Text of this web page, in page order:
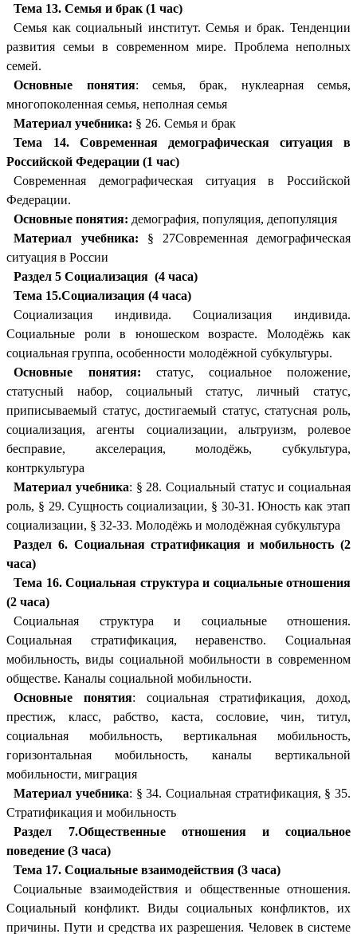
Тема 13. Семья и брак (1 час)
Семья как социальный институт. Семья и брак. Тенденции
развития семьи в современном мире. Проблема неполных
семей.
Основные понятия: семья, брак, нуклеарная семья,
многопоколенная семья, неполная семья
Материал учебника: § 26. Семья и брак
Тема 14. Современная демографическая ситуация в
Российской Федерации (1 час)
Современная демографическая ситуация в Российской
Федерации.
Основные понятия: демография, популяция, депопуляция
Материал учебника: § 27Современная демографическая
ситуация в России
Раздел 5 Социализация (4 часа)
Тема 15.Социализация (4 часа)
Социализация индивида. Социализация индивида.
Социальные роли в юношеском возрасте. Молодёжь как
социальная группа, особенности молодёжной субкультуры.
Основные понятия: статус, социальное положение,
статусный набор, социальный статус, личный статус,
приписываемый статус, достигаемый статус, статусная роль,
социализация, агенты социализации, альтруизм, ролевое
бесправие, акселерация, молодёжь, субкультура,
контркультура
Материал учебника: § 28. Социальный статус и социальная
роль, § 29. Сущность социализации, § 30-31. Юность как этап
социализации, § 32-33. Молодёжь и молодёжная субкультура
Раздел 6. Социальная стратификация и мобильность (2
часа)
Тема 16. Социальная структура и социальные отношения
(2 часа)
Социальная структура и социальные отношения.
Социальная стратификация, неравенство. Социальная
мобильность, виды социальной мобильности в современном
обществе. Каналы социальной мобильности.
Основные понятия: социальная стратификация, доход,
престиж, класс, рабство, каста, сословие, чин, титул,
социальная мобильность, вертикальная мобильность,
горизонтальная мобильность, каналы вертикальной
мобильности, миграция
Материал учебника: § 34. Социальная стратификация, § 35.
Стратификация и мобильность
Раздел 7.Общественные отношения и социальное
поведение (3 часа)
Тема 17. Социальные взаимодействия (3 часа)
Социальные взаимодействия и общественные отношения.
Социальный конфликт. Виды социальных конфликтов, их
причины. Пути и средства их разрешения. Человек в системе